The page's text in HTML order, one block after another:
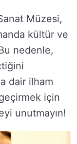
Müzesi,
kültür ve
nedenle,
dair ilham
için
unutmayın!